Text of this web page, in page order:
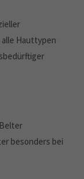
elit.
montes,
nec.
Hauttypen
besonders bei